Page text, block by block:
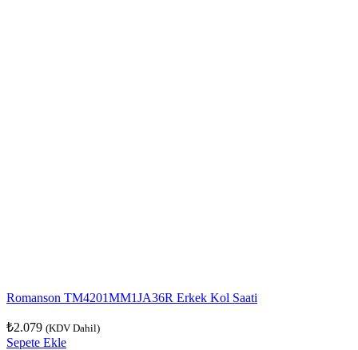
Romanson TM4201MM1JA36R Erkek Kol Saati
₺2.079 (KDV Dahil)
Sepete Ekle